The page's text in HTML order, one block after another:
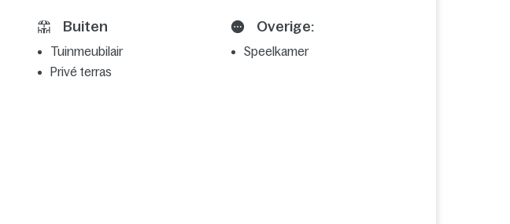
Buiten
Tuinmeubilair
Privé terras
Overige:
Speelkamer